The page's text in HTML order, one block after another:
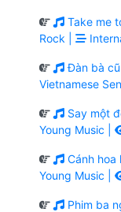
Take me
Rock |
Đàn bà cũ
Vietnamese
Say một
Young Music |
Cánh hoa
Young Music |
Phim ba